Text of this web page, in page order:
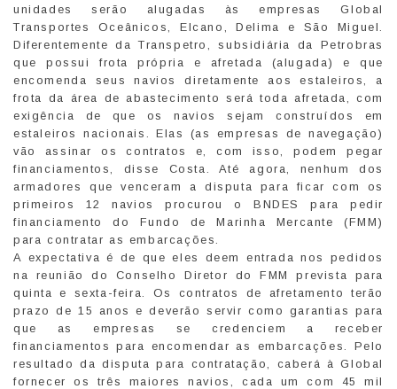
unidades serão alugadas às empresas Global
Transportes Oceânicos, Elcano, Delima e São Miguel.
Diferentemente da Transpetro, subsidiária da Petrobras
que possui frota própria e afretada (alugada) e que
encomenda seus navios diretamente aos estaleiros, a
frota da área de abastecimento será toda afretada, com
exigência de que os navios sejam construídos em
estaleiros nacionais. Elas (as empresas de navegação)
vão assinar os contratos e, com isso, podem pegar
financiamentos, disse Costa. Até agora, nenhum dos
armadores que venceram a disputa para ficar com os
primeiros 12 navios procurou o BNDES para pedir
financiamento do Fundo de Marinha Mercante (FMM)
para contratar as embarcações.
A expectativa é de que eles deem entrada nos pedidos
na reunião do Conselho Diretor do FMM prevista para
quinta e sexta-feira. Os contratos de afretamento terão
prazo de 15 anos e deverão servir como garantias para
que as empresas se credenciem a receber
financiamentos para encomendar as embarcações. Pelo
resultado da disputa para contratação, caberá à Global
fornecer os três maiores navios, cada um com 45 mil